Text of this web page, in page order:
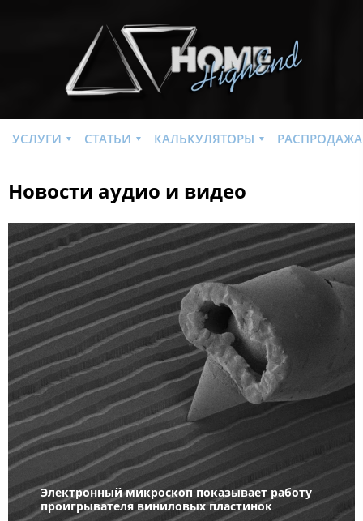
УСЛУГИ СТАТЬИ КАЛЬКУЛЯТОРЫ РАСПРОДАЖА
Новости аудио и видео
Электронный микроскоп показывает работу
проигрывателя виниловых пластинок